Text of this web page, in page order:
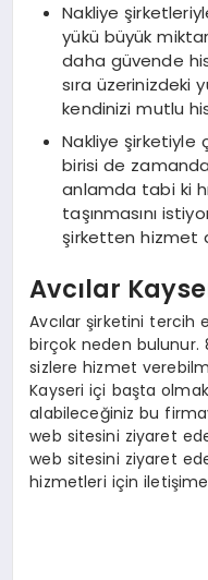
Nakliye
yükü büyük
daha güvende
sıra üzerinizdeki
kendinizi mutlu
Nakliye şirketiyle
birisi de
anlamda tabi ki
taşınmasını
şirketten hizmet
Avcılar
Avcılar şirketini tercih
birçok neden bulunur.
sizlere hizmet
Kayseri içi başta
alabileceğiniz bu
web sitesini ziyaret
web sitesini ziyaret
hizmetleri için